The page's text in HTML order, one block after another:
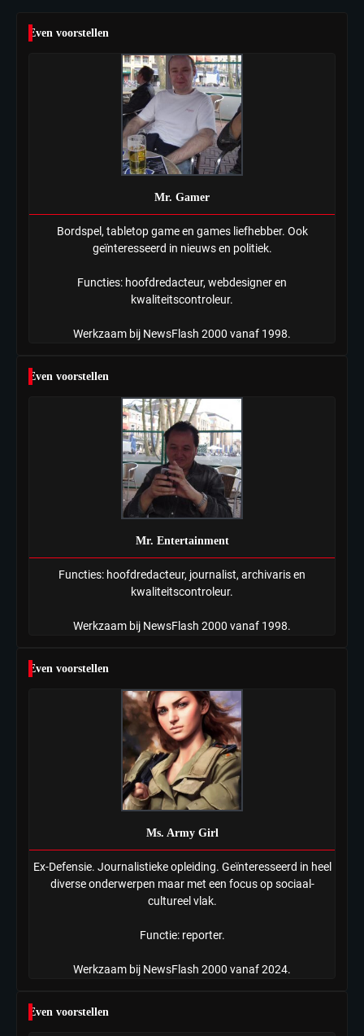
in nieuwe aanpak van begeleiding
kwetsbare inwoners door Siem,
ondanks onrust’
Mr. Gamer
Even voorstellen
Mr. Gamer
Bordspel, tabletop game en games liefhebber. Ook
geïnteresseerd in nieuws en politiek.
Functies: hoofdredacteur, webdesigner en
kwaliteitscontroleur.
Werkzaam bij NewsFlash 2000 vanaf 1998.
Even voorstellen
Mr. Entertainment
Functies: hoofdredacteur, journalist, archivaris en
kwaliteitscontroleur.
Werkzaam bij NewsFlash 2000 vanaf 1998.
Even voorstellen
Ms. Army Girl
Ex-Defensie. Journalistieke opleiding. Geïnteresseerd in heel
diverse onderwerpen maar met een focus op sociaal-
cultureel vlak.
Functie: reporter.
Werkzaam bij NewsFlash 2000 vanaf 2024.
Even voorstellen